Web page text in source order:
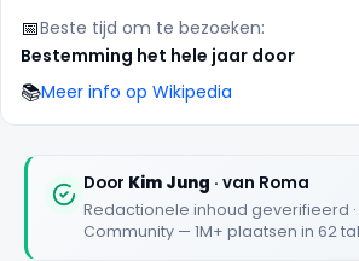
📅Beste tijd om te bezoeken:
Bestemming het hele jaar door
📚Meer info op Wikipedia
Door Kim Jung · van Roma
Redactionele inhoud geverifieerd
Community — 1M+ plaatsen in 62
★★★★★